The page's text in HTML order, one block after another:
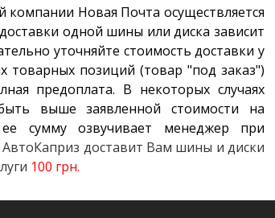
компании Новая Почта осуществляется
одной шины или диска зависит
уточняйте стоимость доставки у
позиций (товар "под заказ")
предоплата. В некоторых случаях
выше заявленной стоимости на
сумму озвучивает менеджер при
АвтоКаприз доставит Вам шины и диски
100 грн.
261 185/65 R15 88H